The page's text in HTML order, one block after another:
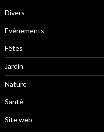
Divers
Evénements
Fêtes
Jardin
Nature
Santé
Site web